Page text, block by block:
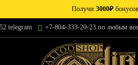
Получи 3000₽
telegram +7-804-333-20-23 по любым